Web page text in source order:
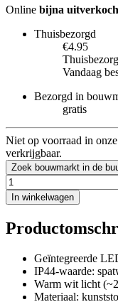
Online bijna
Thuisbezorgd
€4.95
Vandaag
Bezorgd in
gratis
Niet op voorraad in
verkrijgbaar.
Zoek bouwmarkt in de
In winkelwagen
Geïntegreerde
IP44-waarde:
Warm wit licht
Materiaal: